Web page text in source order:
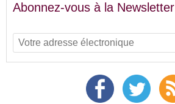
Abonnez-vous à la Newsletter